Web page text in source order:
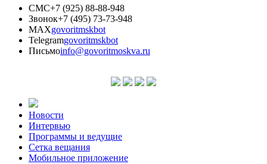
СМС+7 (925) 88-88-948
Звонок+7 (495) 73-73-948
MAXgovoritmskbot
Telegramgovoritmskbot
Письмоinfo@govoritmoskva.ru
Новости
Интервью
Программы и ведущие
Сетка вещания
Мобильное приложение